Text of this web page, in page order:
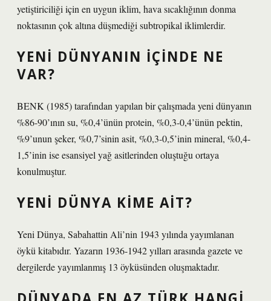
yetiştiriciliği için en uygun iklim, hava sıcaklığının donma
noktasının çok altına düşmediği subtropikal iklimlerdir.
YENI DÜNYANIN IÇINDE NE
VAR?
BENK (1985) tarafından yapılan bir çalışmada yeni dünyanın
%86-90’ının su, %0,4’ünün protein, %0,3-0,4’ünün pektin,
%9’unun şeker, %0,7’sinin asit, %0,3-0,5’inin mineral, %0,4-
1,5’inin ise esansiyel yağ asitlerinden oluştuğu ortaya
konulmuştur.
YENI DÜNYA KIME AIT?
Yeni Dünya, Sabahattin Ali’nin 1943 yılında yayımlanan
öykü kitabıdır. Yazarın 1936-1942 yılları arasında gazete ve
dergilerde yayımlanmış 13 öyküsünden oluşmaktadır.